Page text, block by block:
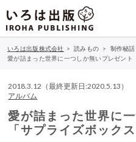
いろは出版株式会社 > 読みもの > 制作秘話
愛が詰まった世界に一つしか無いプレゼント
2018.3.12（最終更新日
アルバム
愛が詰まった世界に
「サプライズボック